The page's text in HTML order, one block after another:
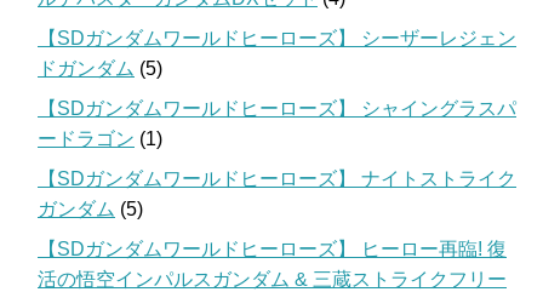
【SDガンダムワールドヒーローズ】 シーザーレジェン
ドガンダム (5)
【SDガンダムワールドヒーローズ】 シャイングラスパ
ードラゴン (1)
【SDガンダムワールドヒーローズ】 ナイトストライク
ガンダム (5)
【SDガンダムワールドヒーローズ】 ヒーロー再臨! 復
活の悟空インパルスガンダム & 三蔵ストライクフリー